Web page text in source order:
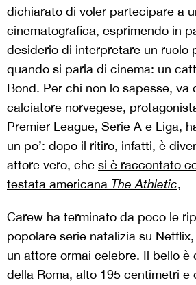
dichiarato di voler partecipare a
cinematografica, esprimendo in
desiderio di interpretare un ruolo
quando si parla di cinema: un
Bond. Per chi non lo sapesse, va
calciatore norvegese,
Premier League, Serie A e Liga,
un po’: dopo il ritiro, infatti, è
attore vero, che si è raccontato
testata americana The Athletic,
Carew ha terminato da poco le
popolare serie natalizia su
un attore ormai celebre. Il bello è
della Roma, alto 195 centimetri e